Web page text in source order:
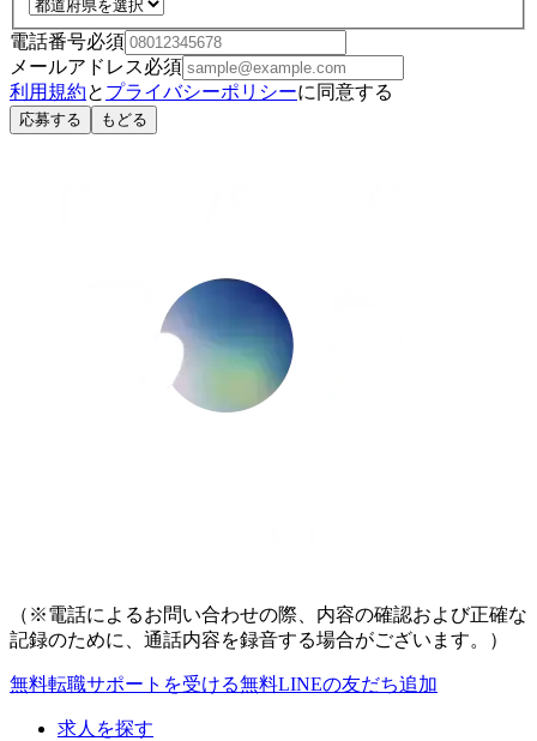
電話番号必須
メールアドレス必須
利用規約と プライバシーポリシーに同意する
応募する もどる
（※電話によるお問い合わせの際、内容の確認および正確な
記録のために、通話内容を録音する場合がございます。）
無料転職サポートを受ける無料LINEの友だち追加
求人を探す